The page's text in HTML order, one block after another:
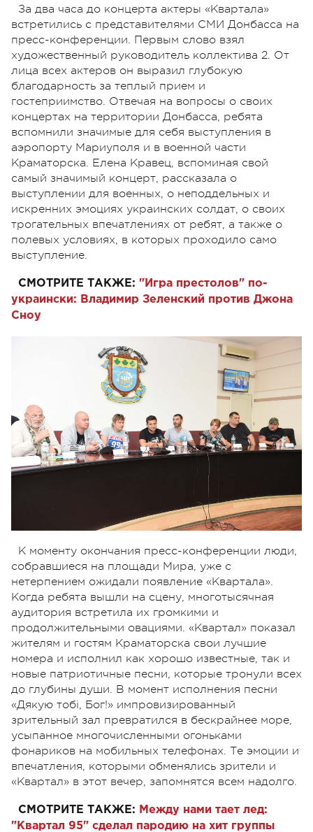
За два часа до концерта актеры «Квартала»
встретились с представителями СМИ Донбасса на
пресс-конференции. Первым слово взял
художественный руководитель коллектива 2. От
лица всех актеров он выразил глубокую
благодарность за теплый прием и
гостеприимство. Отвечая на вопросы о своих
концертах на территории Донбасса, ребята
вспомнили значимые для себя выступления в
аэропорту Мариуполя и в военной части
Краматорска. Елена Кравец, вспоминая свой
самый значимый концерт, рассказала о
выступлении для военных, о неподдельных и
искренних эмоциях украинских солдат, о своих
трогательных впечатлениях от ребят, а также о
полевых условиях, в которых проходило само
выступление.
СМОТРИТЕ ТАКЖЕ: "Игра престолов" по-
украински: Владимир Зеленский против Джона
Сноу
К моменту окончания пресс-конференции люди,
собравшиеся на площади Мира, уже с
нетерпением ожидали появление «Квартала».
Когда ребята вышли на сцену, многотысячная
аудитория встретила их громкими и
продолжительными овациями. «Квартал» показал
жителям и гостям Краматорска свои лучшие
номера и исполнил как хорошо известные, так и
новые патриотичные песни, которые тронули всех
до глубины души. В момент исполнения песни
«Дякую тобі, Бог!» импровизированный
зрительный зал превратился в бескрайнее море,
усыпанное многочисленными огоньками
фонариков на мобильных телефонах. Те эмоции и
впечатления, которыми обменялись зрители и
«Квартал» в этот вечер, запомнятся всем надолго.
СМОТРИТЕ ТАКЖЕ: Между нами тает лед:
"Квартал 95" сделал пародию на хит группы